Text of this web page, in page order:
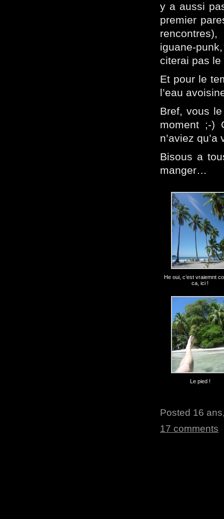
y a aussi
premier
iguane-
citerai pas
Et pour le
l’eau
Bref, vous
moment ;-)
n’aviez qu’a
Bisous a
manger…
He oui, c’est vraiemnt
ca, ici !
Le pied !
Posted 16
17 comments